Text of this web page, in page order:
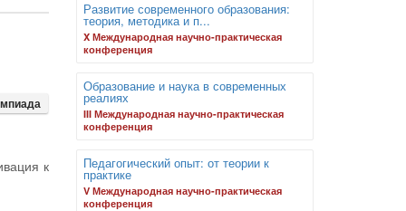
к
Развитие современного образования:
теория, методика и п...
X Международная научно-практическая
конференция
Образование и наука в современных
реалиях
III Международная научно-практическая
конференция
Педагогический опыт: от теории к
практике
V Международная научно-практическая
конференция